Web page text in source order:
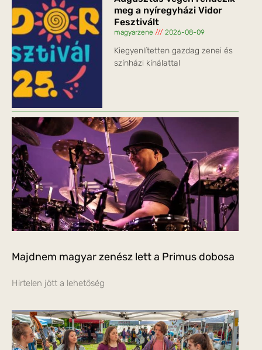
meg a nyíregyházi Vidor
Fesztivált
magyarzene 2026-08-09
Kiegyenlítetten gazdag zenei és
színházi kínálattal
Majdnem magyar zenész lett a Primus dobosa
Hirtelen jött a lehetőség